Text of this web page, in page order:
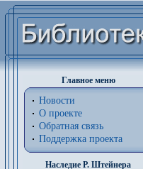
Главное меню
Новости
О проекте
Обратная связь
Поддержка проекта
Наследие Р. Штейнера